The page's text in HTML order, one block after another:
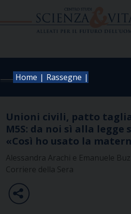
Home | Rassegne |
Unioni civili, patto
M5S: da noi sì alla legge
«Così ho usato la
Alessandra Arachi e Emanuele
Corriere della Sera